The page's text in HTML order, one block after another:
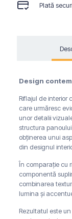
Plată
Design
Riflajul de interior
care urmăresc
unor detalii
structura
obținerea unui
din designul
În comparație cu
componentă
combinarea
lumina și
Rezultatul este